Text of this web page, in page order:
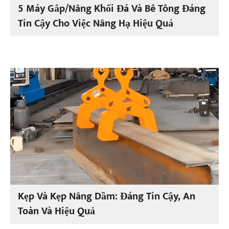
5 Máy Gắp/nâng Khối Đá Và Bê Tông Đáng
Tin Cậy Cho Việc Nâng Hạ Hiệu Quả
Kẹp Và Kẹp Nâng Dầm: Đáng Tin Cậy, An
Toàn Và Hiệu Quả